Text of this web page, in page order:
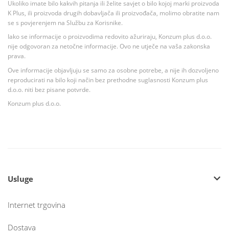
Ukoliko imate bilo kakvih pitanja ili želite savjet o bilo kojoj marki proizvoda
K Plus, ili proizvoda drugih dobavljača ili proizvođača, molimo obratite nam
se s povjerenjem na Službu za Korisnike.
Iako se informacije o proizvodima redovito ažuriraju, Konzum plus d.o.o.
nije odgovoran za netočne informacije. Ovo ne utječe na vaša zakonska
prava.
Ove informacije objavljuju se samo za osobne potrebe, a nije ih dozvoljeno
reproducirati na bilo koji način bez prethodne suglasnosti Konzum plus
d.o.o. niti bez pisane potvrde.
Konzum plus d.o.o.
Usluge
Internet trgovina
Dostava